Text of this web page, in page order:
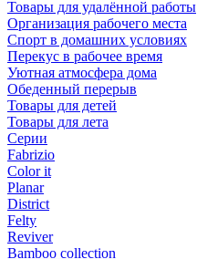
Товары для удалённой работы
Организация рабочего места
Спорт в домашних условиях
Перекус в рабочее время
Уютная атмосфера дома
Обеденный перерыв
Товары для детей
Товары для лета
Серии
Fabrizio
Color it
Planar
District
Felty
Reviver
Bamboo collection